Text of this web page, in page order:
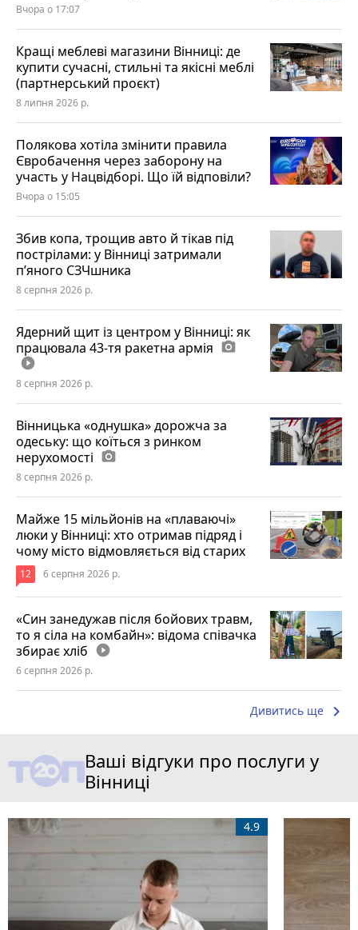
Вчора о 17:07
Кращі меблеві магазини Вінниці: де
купити сучасні, стильні та якісні меблі
(партнерський проєкт)
8 липня 2026 р.
Полякова хотіла змінити правила
Євробачення через заборону на
участь у Нацвідборі. Що їй відповіли?
Вчора о 15:05
Збив копа, трощив авто й тікав під
пострілами: у Вінниці затримали
п’яного СЗЧшника
8 серпня 2026 р.
Ядерний щит із центром у Вінниці: як
працювала 43-тя ракетна армія photo_camera
play_circle_filled
8 серпня 2026 р.
Вінницька «однушка» дорожча за
одеську: що коїться з ринком
нерухомості photo_camera
8 серпня 2026 р.
Майже 15 мільйонів на «плаваючі»
люки у Вінниці: хто отримав підряд і
чому місто відмовляється від старих
12 6 серпня 2026 р.
«Син занедужав після бойових травм,
то я сіла на комбайн»: відома співачка
збирає хліб play_circle_filled
6 серпня 2026 р.
Дивитись ще keyboard_arrow_right
Ваші відгуки про послуги у
Вінниці
4.9